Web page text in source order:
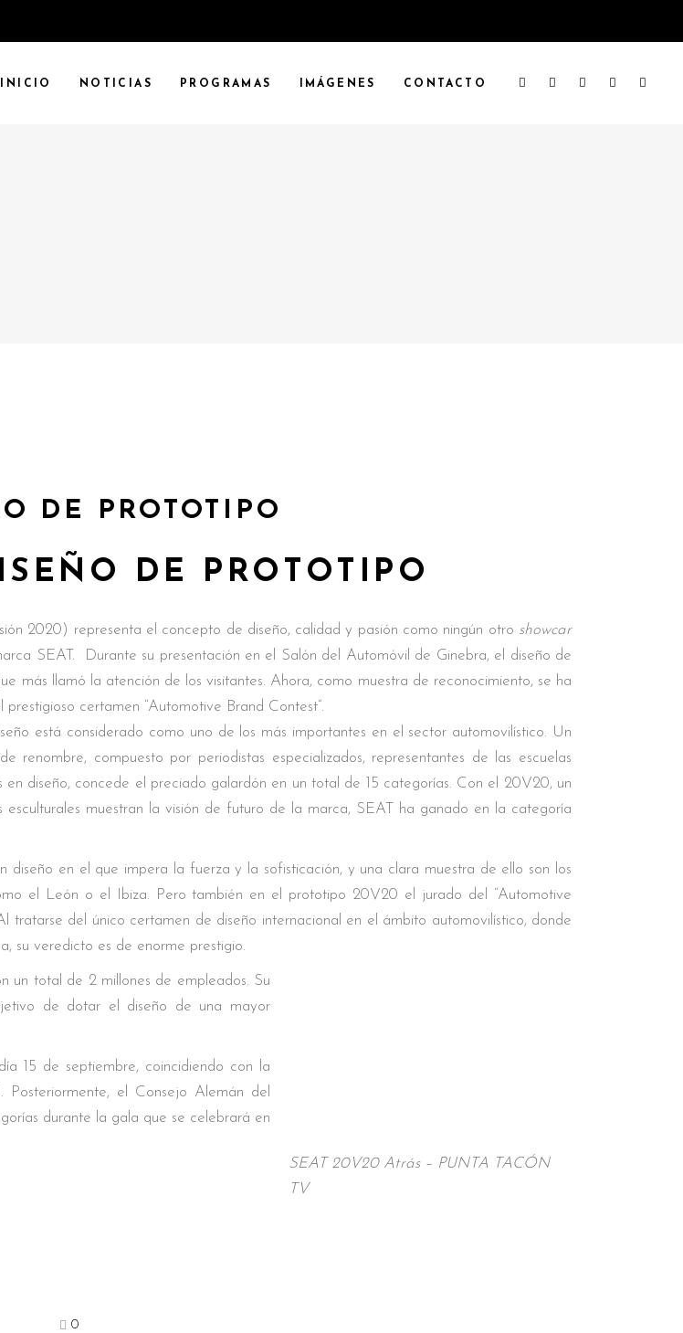
INICIO NOTICIAS PROGRAMAS IMÁGENES CONTACTO
DE PROTOTIPO
DE PROTOTIPO
2020) representa el concepto de diseño, calidad y pasión como ningún otro showcar
SEAT. Durante su presentación en el Salón del Automóvil de Ginebra, el diseño de
más llamó la atención de los visitantes. Ahora, como muestra de reconocimiento, se ha
certamen “Automotive Brand Contest”.
está considerado como uno de los más importantes en el sector automovilístico. Un
renombre, compuesto por periodistas especializados, representantes de las escuelas
en diseño, concede el preciado galardón en un total de 15 categorías. Con el 20V20, un
esculturales muestran la visión de futuro de la marca, SEAT ha ganado en la categoría
diseño en el que impera la fuerza y la sofisticación, y una clara muestra de ello son los
el León o el Ibiza. Pero también en el prototipo 20V20 el jurado del “Automotive
tratarse del único certamen de diseño internacional en el ámbito automovilístico, donde
su veredicto es de enorme prestigio.
SEAT 20V20 Atrás – PUNTA TACÓN
TV
un total de 2 millones de empleados. Su
de dotar el diseño de una mayor
15 de septiembre, coincidiendo con la
el Consejo Alemán del
durante la gala que se celebrará en
0